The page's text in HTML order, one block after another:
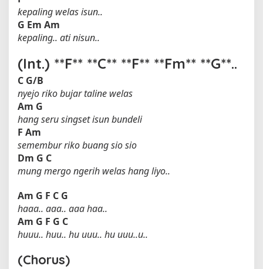
kepaling welas isun..
G Em Am
kepaling.. ati nisun..
(Int.) **F** **C** **F** **Fm** **G**..
C G/B
nyejo riko bujar taline welas
Am G
hang seru singset isun bundeli
F Am
semembur riko buang sio sio
Dm G C
mung mergo ngerih welas hang liyo..
Am G F C G
haaa.. aaa.. aaa haa..
Am G F G C
huuu.. huu.. hu uuu.. hu uuu..u..
(Chorus)